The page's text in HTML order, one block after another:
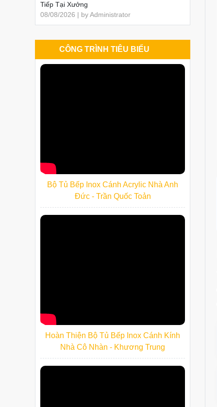
Tiếp Tại Xưởng
08/08/2026 | by Administrator
CÔNG TRÌNH TIÊU BIỂU
Bộ Tủ Bếp Inox Cánh Acrylic Nhà Anh
Đức - Trần Quốc Toản
Hoàn Thiện Bộ Tủ Bếp Inox Cánh Kính
Nhà Cô Nhàn - Khương Trung